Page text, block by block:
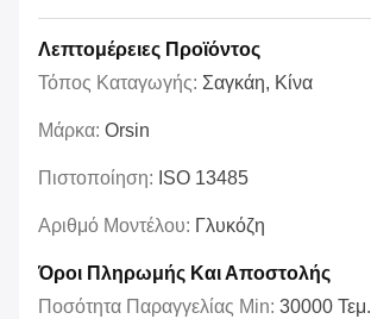
Λεπτομέρειες Προϊόντος
Τόπος Καταγωγής: Σαγκάη, Κίνα
Μάρκα: Orsin
Πιστοποίηση: ISO 13485
Αριθμό Μοντέλου: Γλυκόζη
Όροι Πληρωμής Και Αποστολής
Ποσότητα Παραγγελίας Min: 30000 Τεμ.